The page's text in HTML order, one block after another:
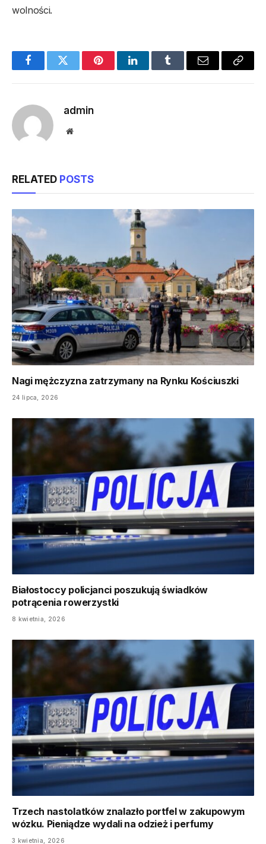
wolności.
FacebookTwitter PinterestLinkedInTumblr Email
Copy
admin
Website
RELATED POSTS
Nagi mężczyzna zatrzymany na Rynku Kościuszki
24 lipca, 2026
Białostoccy policjanci poszukują świadków
potrącenia rowerzystki
8 kwietnia, 2026
Trzech nastolatków znalazło portfel w zakupowym
wózku. Pieniądze wydali na odzież i perfumy
3 kwietnia, 2026